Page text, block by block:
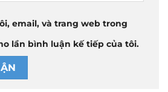
email, và trang web trong
lần bình luận kế tiếp của tôi.